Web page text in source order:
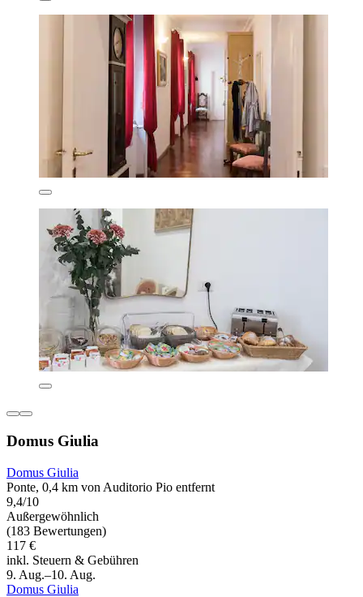
Domus Giulia
Domus Giulia
Ponte, 0,4 km von Auditorio Pio entfernt
9,4/10
Außergewöhnlich
(183 Bewertungen)
117 €
inkl. Steuern & Gebühren
9. Aug.–10. Aug.
Domus Giulia